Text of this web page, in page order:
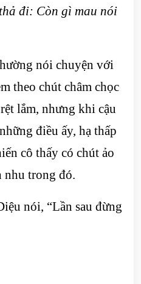
đi: Còn gì mau nói
nói chuyện với
theo chút châm chọc
lắm, nhưng khi cậu
điều ấy, hạ thấp
cô thấy có chút ảo
nhu trong đó.
nói, “Lần sau đừng